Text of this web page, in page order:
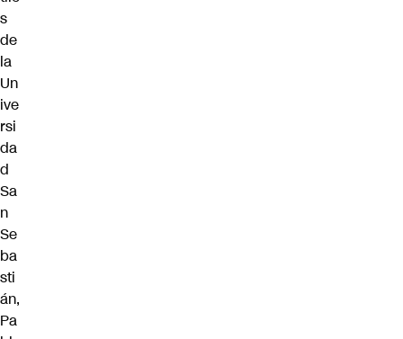
s
de
la
Un
ive
rsi
da
d
Sa
n
Se
ba
sti
án,
Pa